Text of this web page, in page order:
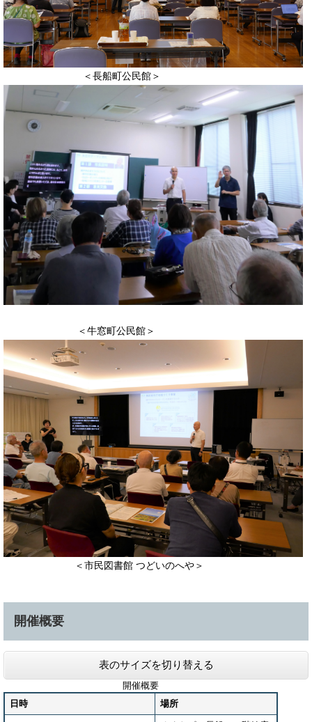
​ ＜長船町公民館＞
​ ＜牛窓町公民館＞
​ ＜市民図書館 つどいのへや＞
開催概要
表のサイズを切り替える
開催概要
日時
場所